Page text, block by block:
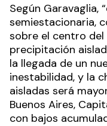
Según Garavaglia,
semiestacionaria,
sobre el centro
precipitación
la llegada de un
inestabilidad, y la
aisladas será
Buenos Aires,
con bajos